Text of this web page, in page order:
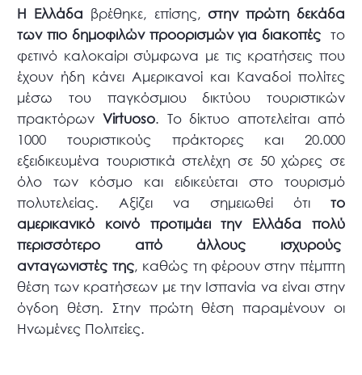
Η Ελλάδα βρέθηκε, επίσης,στην πρώτη δεκάδα
των πιο δημοφιλών προορισμών για διακοπές το
φετινό καλοκαίρι σύμφωνα με τις κρατήσεις που
έχουν ήδη κάνει Αμερικανοί και Καναδοί πολίτες
μέσω του παγκόσμιου δικτύου τουριστικών
πρακτόρων Virtuoso. Το δίκτυο αποτελείται από
1000 τουριστικούς πράκτορες και 20.000
εξειδικευμένα τουριστικά στελέχη σε 50 χώρες σε
όλο των κόσμο και ειδικεύεται στο τουρισμό
πολυτελείας. Αξίζει να σημειωθεί ότι το
αμερικανικό κοινό προτιμάει την Ελλάδα πολύ
περισσότερο από άλλους ισχυρούς
ανταγωνιστές της, καθώς τη φέρουν στην πέμπτη
θέση των κρατήσεων με την Ισπανία να είναι στην
όγδοη θέση. Στην πρώτη θέση παραμένουν οι
Ηνωμένες Πολιτείες.